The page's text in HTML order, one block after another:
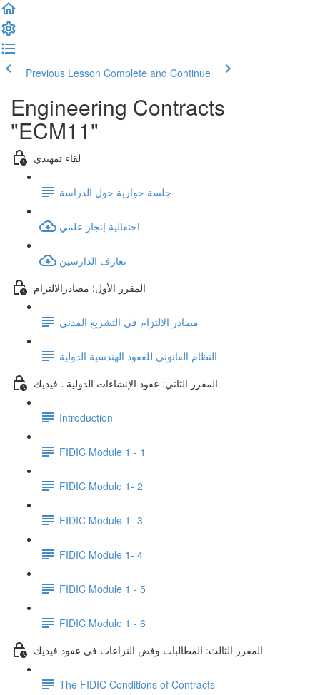
Previous Lesson Complete and Continue
Engineering Contracts
"ECM11"
لقاء تمهيدي
جلسة حوارية حول الدراسة
احتفالية إنجاز علمي
تعارف الدارسين
المقرر الأول: مصادرالالتزام
مصادر الالتزام في التشريع المدني
النظام القانوني للعقود الهندسية الدولية
المقرر الثاني: عقود الإنشاءات الدولية ـ فيديك
Introduction
FIDIC Module 1 - 1
FIDIC Module 1- 2
FIDIC Module 1- 3
FIDIC Module 1- 4
FIDIC Module 1 - 5
FIDIC Module 1 - 6
المقرر الثالث: المطالبات وفض النزاعات في عقود فيديك
The FIDIC Conditions of Contracts